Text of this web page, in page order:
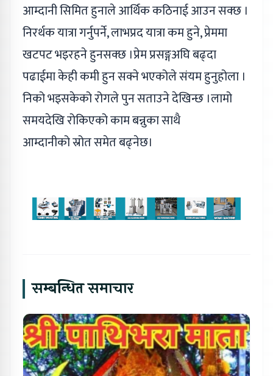
आम्दानी सिमित हुनाले आर्थिक कठिनाई आउन सक्छ ।
निरर्थक यात्रा गर्नुपर्ने, लाभप्रद यात्रा कम हुने, प्रेममा
खटपट भइरहने हुनसक्छ ।प्रेम प्रसङ्गअघि बढ्दा
पढाईमा केही कमी हुन सक्ने भएकोले संयम हुनुहोला ।
निको भइसकेको रोगले पुन सताउने देखिन्छ ।लामो
समयदेखि रोकिएको काम बन्नुका साथै
आम्दानीको स्रोत समेत बढ्नेछ।
सम्बन्धित समाचार